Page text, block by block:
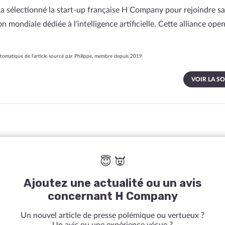
sélectionné la start-up française H Company pour rejoindre sa
mondiale dédiée à l'intelligence artificielle. Cette alliance
de l’article sourcé par Philippe, membre depuis 2019
VOIR LA
😇 👿
Ajoutez une actualité ou un avis
concernant H Company
Un nouvel article de presse polémique ou vertueux ?